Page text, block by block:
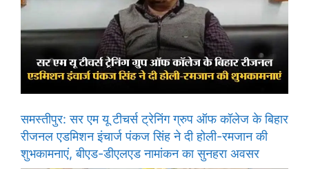
समस्तीपुर: सर एम यू टीचर्स ट्रेनिंग ग्रुप ऑफ कॉलेज के बिहार
रीजनल एडमिशन इंचार्ज पंकज सिंह ने दी होली-रमजान की
शुभकामनाएं, बीएड-डीएलएड नामांकन का सुनहरा अवसर